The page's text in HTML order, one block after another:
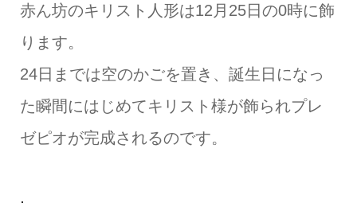
赤ん坊のキリスト人形は12月25日の0時に飾
ります。
24日までは空のかごを置き、誕生日になっ
た瞬間にはじめてキリスト様が飾られプレ
ゼピオが完成されるのです。